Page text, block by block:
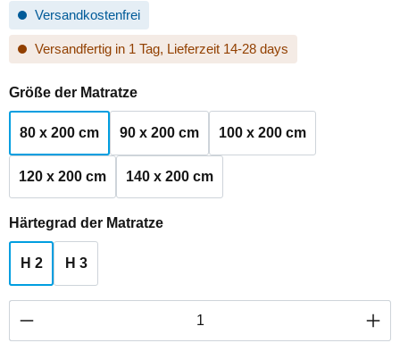
Versandkostenfrei
Versandfertig in 1 Tag, Lieferzeit 14-28 days
Größe der Matratzeauswählen
80 x 200 cm 90 x 200 cm 100 x 200 cm
120 x 200 cm 140 x 200 cm
Härtegrad der Matratzeauswählen
H 2 H 3
Produkt Anzahl: Gib den gewünschten